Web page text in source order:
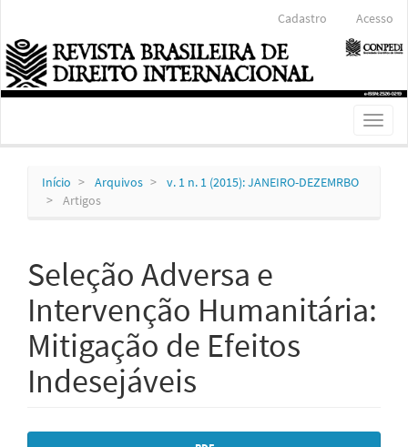
Conteúdo
principal
Barra
Lateral
Cadastro Acesso
Toggle
Início Arquivos
v. 1 n. 1 (2015): JANEIRO-DEZEMRBO
Artigos
Seleção Adversa e
Intervenção Humanitária:
Mitigação de Efeitos
Indesejáveis